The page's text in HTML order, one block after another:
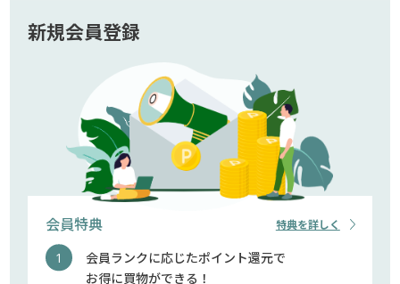
新規会員登録
会員特典
会員ランクに応じたポイント還元で
お得に買物ができる！
特典を詳しく